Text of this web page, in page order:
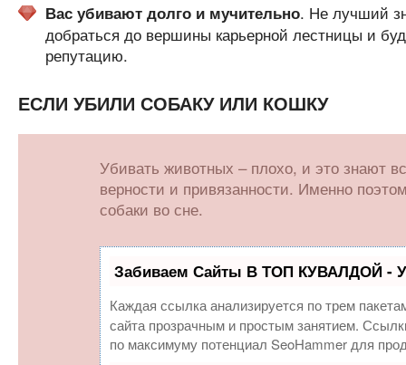
Вас убивают долго и мучительно. Не лучший
добраться до вершины карьерной лестницы и
репутацию.
ЕСЛИ УБИЛИ СОБАКУ ИЛИ КОШКУ
Убивать животных – плохо, и это знают
верности и привязанности. Именно
собаки во сне.
Забиваем Сайты В ТОП КУВАЛДОЙ -
Каждая ссылка анализируется по трем
сайта прозрачным и простым занятием.
по максимуму потенциал SeoHammer для